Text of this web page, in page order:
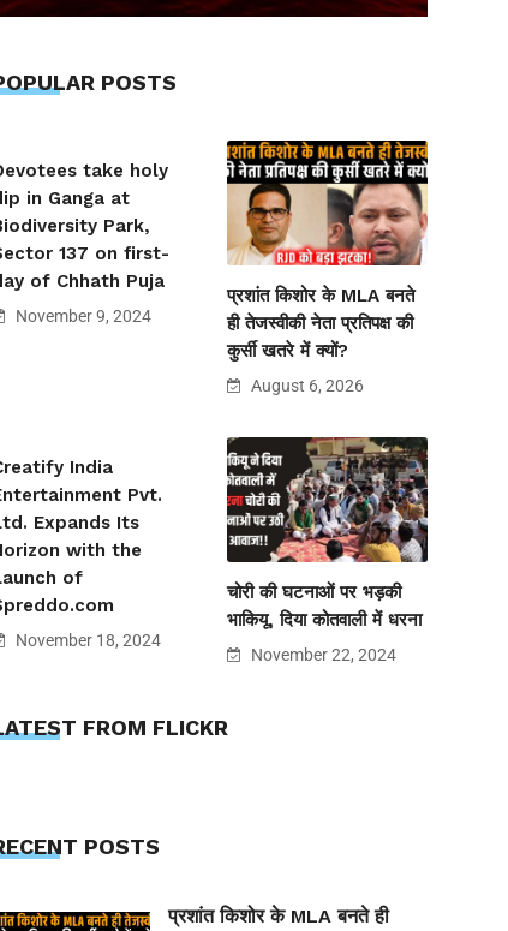
POSTS
take holy
in Ganga at
Park,
137 on first-
of Chhath Puja
November 9, 2024
प्रशांत किशोर के MLA बनते
ही तेजस्वीकी नेता प्रतिपक्ष की
कुर्सी खतरे में क्यों?
August 6, 2026
India
Pvt.
Expands Its
with the
of
November 18, 2024
चोरी की घटनाओं पर भड़की
भाकियू, दिया कोतवाली में धरना
November 22, 2024
FROM FLICKR
POSTS
प्रशांत किशोर के MLA बनते ही